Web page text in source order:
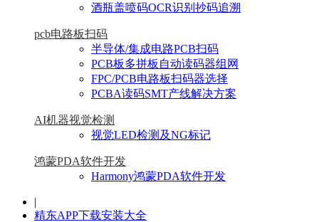
酒瓶盖喷码OCR识别抄码追溯
pcb电路板扫码
半导体/集成电路PCB扫码
PCB板多拼板自动读码器组网
FPC/PCB电路板扫码器选择
PCBA读码SMT产线解决方案
AI机器视觉检测
视觉LED检测及NG标记
鸿蒙PDA软件开发
Harmony鸿蒙PDA软件开发
|
精东APP下载安装大全